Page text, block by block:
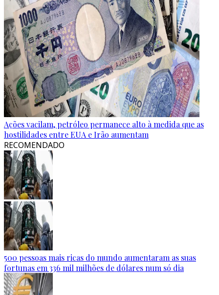
Ações vacilam, petróleo permanece alto à medida que as
hostilidades entre EUA e Irão aumentam
RECOMENDADO
500 pessoas mais ricas do mundo aumentaram as suas
fortunas em 336 mil milhões de dólares num só dia